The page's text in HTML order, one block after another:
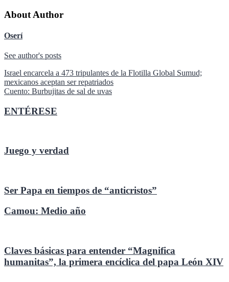
About Author
Oserí
See author's posts
Navegación
de
Israel encarcela a 473 tripulantes de la Flotilla Global Sumud;
mexicanos aceptan ser repatriados
Cuento: Burbujitas de sal de uvas
ENTÉRESE
Juego y verdad
Ser Papa en tiempos de “anticristos”
Camou: Medio año
Claves básicas para entender “Magnifica
humanitas”, la primera encíclica del papa León XIV